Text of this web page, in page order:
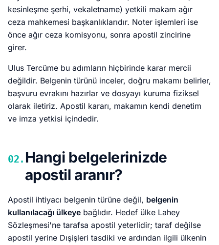
kesinleşme şerhi, vekaletname) yetkili makam ağır
ceza mahkemesi başkanlıklarıdır. Noter işlemleri ise
önce ağır ceza komisyonu, sonra apostil zincirine
girer.
Ulus Tercüme bu adımların hiçbirinde karar mercii
değildir. Belgenin türünü inceler, doğru makamı belirler,
başvuru evrakını hazırlar ve dosyayı kuruma fiziksel
olarak iletiriz. Apostil kararı, makamın kendi denetim
ve imza yetkisi içindedir.
02. Hangi belgelerinizde
apostil aranır?
Apostil ihtiyacı belgenin türüne değil, belgenin
kullanılacağı ülkeye bağlıdır. Hedef ülke Lahey
Sözleşmesi'ne tarafsa apostil yeterlidir; taraf değilse
apostil yerine Dışişleri tasdiki ve ardından ilgili ülkenin